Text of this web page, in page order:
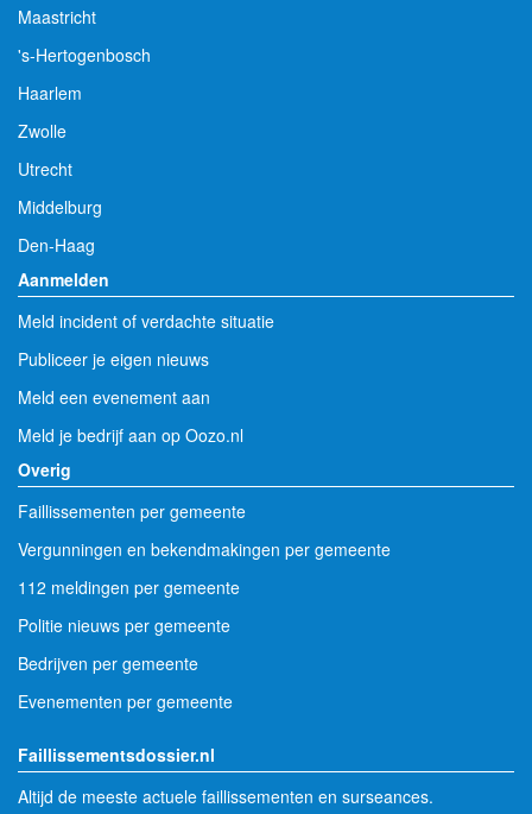
Maastricht
's-Hertogenbosch
Haarlem
Zwolle
Utrecht
Middelburg
Den-Haag
Aanmelden
Meld incident of verdachte situatie
Publiceer je eigen nieuws
Meld een evenement aan
Meld je bedrijf aan op Oozo.nl
Overig
Faillissementen per gemeente
Vergunningen en bekendmakingen per gemeente
112 meldingen per gemeente
Politie nieuws per gemeente
Bedrijven per gemeente
Evenementen per gemeente
Faillissementsdossier.nl
Altijd de meeste actuele faillissementen en surseances.